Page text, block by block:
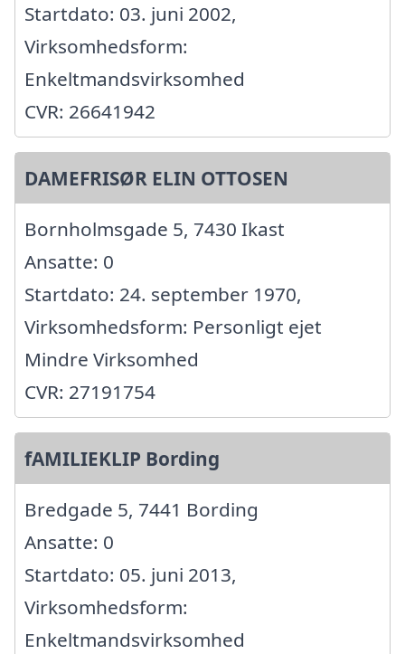
Startdato: 03. juni 2002,
Virksomhedsform:
Enkeltmandsvirksomhed
CVR: 26641942
DAMEFRISØR ELIN OTTOSEN
Bornholmsgade 5, 7430 Ikast
Ansatte: 0
Startdato: 24. september 1970,
Virksomhedsform: Personligt ejet
Mindre Virksomhed
CVR: 27191754
fAMILIEKLIP Bording
Bredgade 5, 7441 Bording
Ansatte: 0
Startdato: 05. juni 2013,
Virksomhedsform:
Enkeltmandsvirksomhed